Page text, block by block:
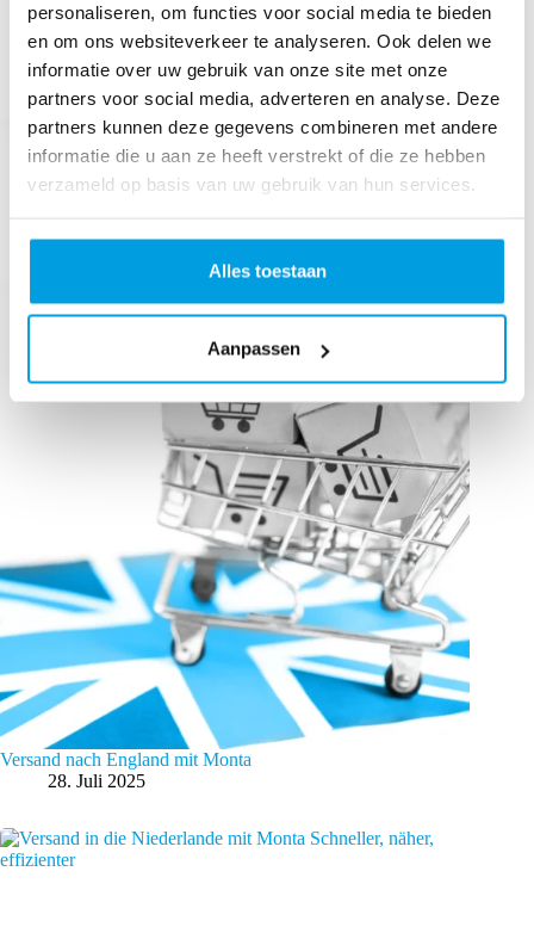
personaliseren, om functies voor social media te bieden
en om ons websiteverkeer te analyseren. Ook delen we
informatie over uw gebruik van onze site met onze
partners voor social media, adverteren en analyse. Deze
partners kunnen deze gegevens combineren met andere
informatie die u aan ze heeft verstrekt of die ze hebben
verzameld op basis van uw gebruik van hun services.
Alles toestaan
Aanpassen
vorbei und erfahre mehr über weitere interessante
Themen wieSocial Media Fulfillment, effizienteE-
Versand nach England mit Monta
28. Juli 2025